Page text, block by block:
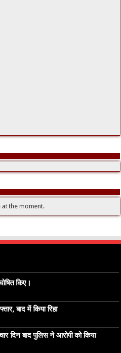
at the moment.
किए।
बाद में किया रिहा
दिन बाद पुलिस ने आरोपी को किया